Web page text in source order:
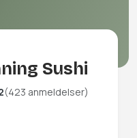
Sushi
(423 anmeldelser)